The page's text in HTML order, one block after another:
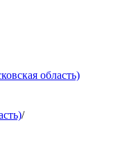
область)
/